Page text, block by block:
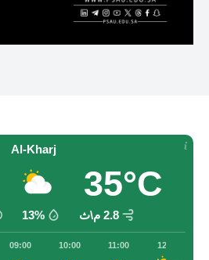
Al-Kharj
35°C
2.8 م\ث 13%
09:00 10:00 11:00 12:00